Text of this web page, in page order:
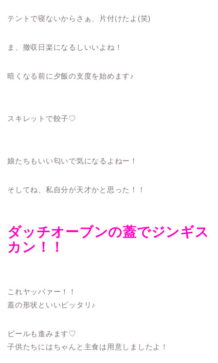
テントで寝ないからさぁ、片付けたよ(笑)
ま、撤収日楽になるしいいよね！
暗くなる前に夕飯の支度を始めます♪
スキレットで餃子♡
娘たちもいい匂いで気になるよねー！
そしてね、私自分が天才かと思った！！
ダッチオーブンの蓋でジンギス
カン！！
これヤッバァー！！
蓋の形状といいピッタリ♪
ビールも進みます♡
子供たちにはちゃんと主食は用意しましたよ！